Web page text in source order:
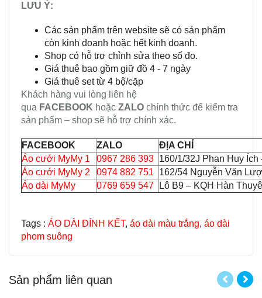
LƯU Ý:
Các sản phẩm trên website sẽ có sản phẩm
còn kinh doanh hoặc hết kinh doanh.
Shop có hỗ trợ chỉnh sửa theo số đo.
Giá thuê bao gồm giữ đồ 4 - 7 ngày
Giá thuê set từ 4 bộ/cặp
Khách hàng vui lòng liên hệ
qua FACEBOOK hoặc ZALO chính thức để kiểm tra
sản phẩm – shop sẽ hỗ trợ chính xác.
FACEBOOK ZALO
ĐỊA CHỈ
Áo cưới MyMy 1
0967 286 393 160/1/32J Phan Huy
Áo cưới MyMy 2
0974 882 751
162/54 Nguyễn Văn
Áo dài MyMy
0769 659 547 Lô B9 – KQH Hàn
Tags : ÁO DÀI ĐÍNH KẾT, áo dài màu trắng, áo dài
phom suông
Sản phẩm liên quan